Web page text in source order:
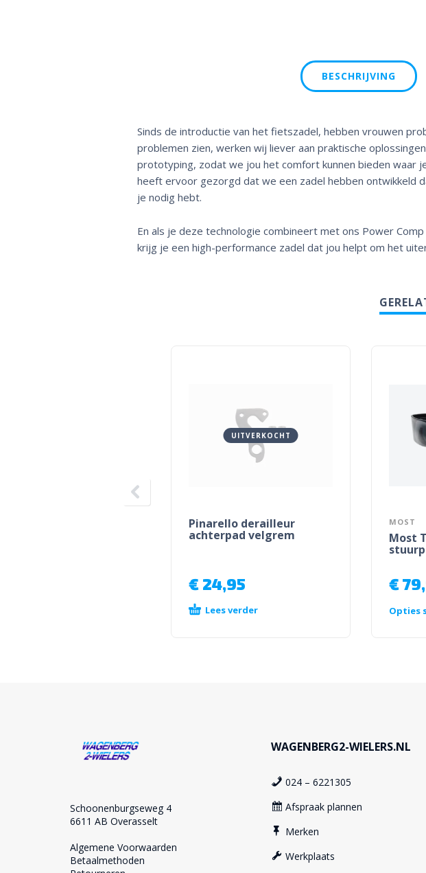
BESCHRIJVING
Sinds de introductie van het fietszadel, hebben vrouwen
problemen zien, werken wij liever aan praktische
prototyping, zodat we jou het comfort kunnen bieden waar
heeft ervoor gezorgd dat we een zadel hebben ontwikkeld
je nodig hebt.
En als je deze technologie combineert met ons Power
krijg je een high-performance zadel dat jou helpt om het
UITVERKOCHT
Pinarello derailleur
achterpad velgrem
€ 24,95
Lees verder
MOST
Most
€
Opties
Schoonenburgseweg 4
6611 AB Overasselt
Algemene Voorwaarden
Betaalmethoden
WAGENBERG2-WIELERS.NL
024 – 6221305
Afspraak plannen
Merken
Werkplaats